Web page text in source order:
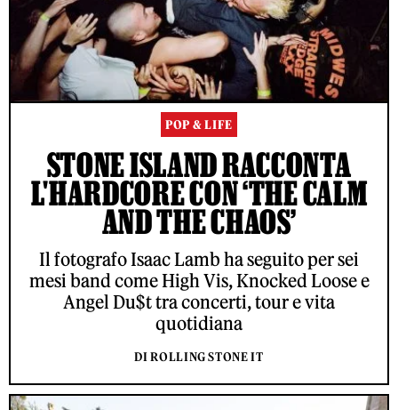
POP & LIFE
STONE ISLAND RACCONTA
L'HARDCORE CON ‘THE CALM
AND THE CHAOS’
Il fotografo Isaac Lamb ha seguito per sei
mesi band come High Vis, Knocked Loose e
Angel Du$t tra concerti, tour e vita
quotidiana
DI ROLLING STONE IT